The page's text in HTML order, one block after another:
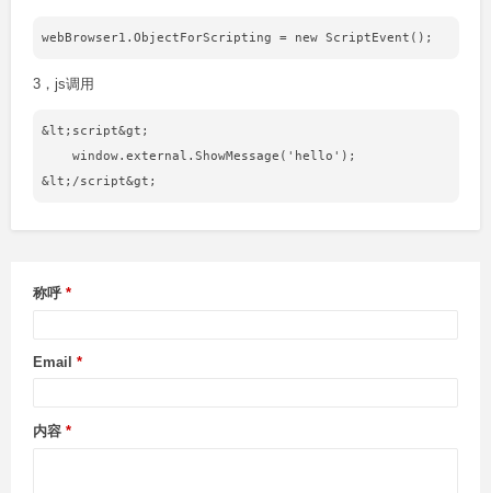
3，js调用
&lt;script&gt;
称呼
Email
内容